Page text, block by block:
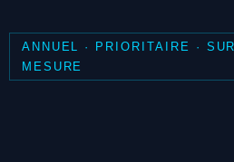
ANNUEL · PRIORITAIRE · SUR
MESURE